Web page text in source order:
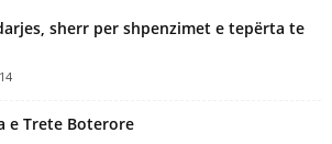
sherr per shpenzimet e tepërta te
e Trete Boterore